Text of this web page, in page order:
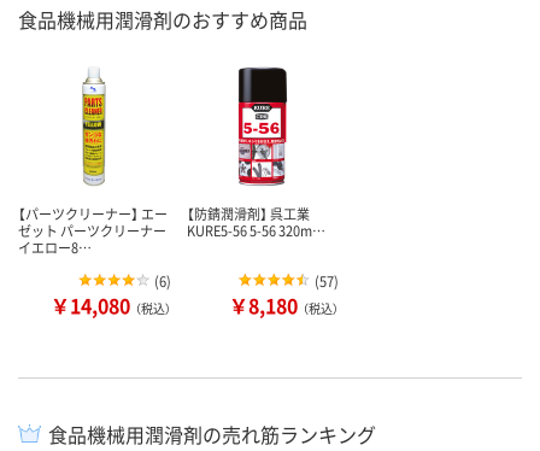
食品機械用潤滑剤のおすすめ商品
【パーツクリーナー】 エー
ゼット パーツクリーナー
イエロー8…
(6)
￥14,080 （税込）
【防錆潤滑剤】 呉工業
KURE5-56 5-56 320m…
(57)
￥8,180 （税込）
食品機械用潤滑剤の売れ筋ランキング